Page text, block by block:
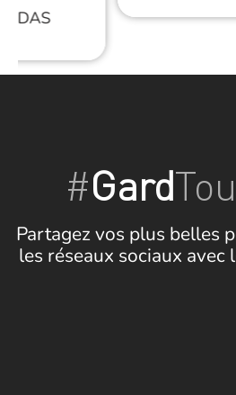
#Gard
Partagez vos plus belles
les réseaux sociaux avec